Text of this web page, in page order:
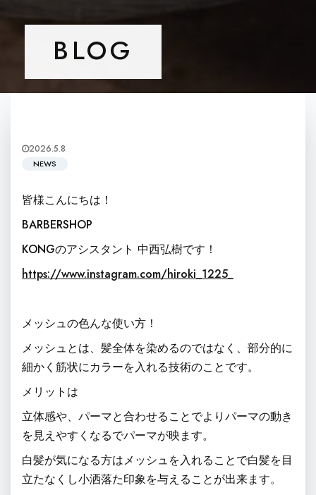
BLOG
2026.5.8
NEWS
皆様こんにちは！
BARBERSHOP
KONGのアシスタント 中西弘樹です！
https://www.instagram.com/hiroki_1225_
メッシュの色んな使い方！
メッシュとは、髪全体を染めるのではなく、 部分的に
細かく筋状にカラーを入れる技術のことです。
メリットは
立体感や、パーマと合わせることでよりパーマの動き
を見えやすくなるでパーマが映ます。
白髪が気になる方はメッシュを入れることで白髪を目
立たなくし小洒落た印象を与えることが出来ます。